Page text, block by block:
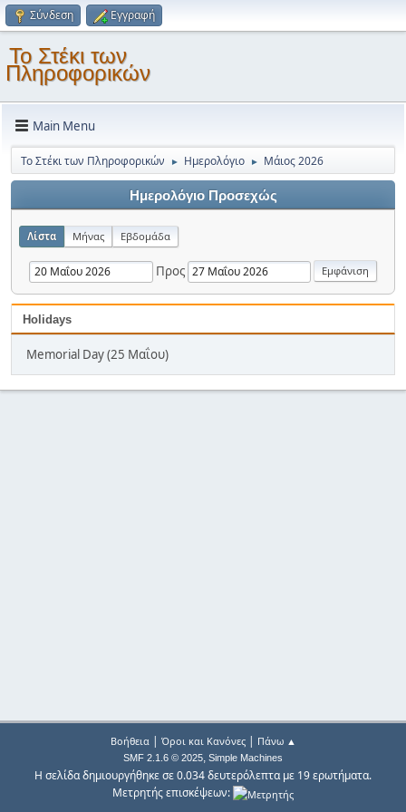
Σύνδεση Εγγραφή
Το Στέκι των
Πληροφορικών
Main Menu
Το Στέκι των Πληροφορικών ► Ημερολόγιο ► Μάιος 2026
Ημερολόγιο Προσεχώς
Λίστα Μήνας Εβδομάδα
Προς
Holidays
Memorial Day (25 Μαΐου)
Βοήθεια| Όροι και Κανόνες| Πάνω ▲
SMF 2.1.6 © 2025, Simple Machines
Η σελίδα δημιουργήθηκε σε 0.034 δευτερόλεπτα με 19 ερωτήματα.
Μετρητής επισκέψεων: